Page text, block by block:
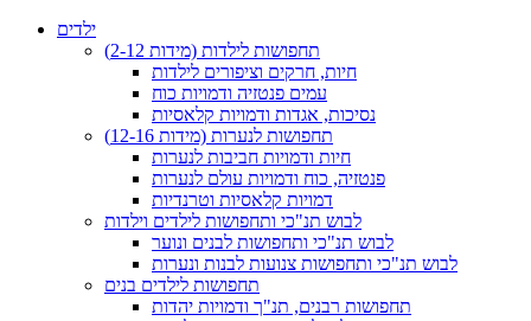
ילדים
תחפושות לילדות (מידות 2-12)
חיות, חרקים וציפורים לילדות
עמים פנטזיה ודמויות כוח
נסיכות, אגדות ודמויות קלאסיות
תחפושות לנערות (מידות 12-16)
חיות ודמויות חביבות לנערות
פנטזיה, כוח ודמויות עולם לנערות
דמויות קלאסיות וטרנדיות
לבוש תנ"כי ותחפושות לילדים וילדות
לבוש תנ"כי ותחפושות לבנים ונוער
לבוש תנ"כי ותחפושות צנועות לבנות ונערות
תחפושות לילדים בנים
תחפושות רבנים, תנ"ך ודמויות יהדות